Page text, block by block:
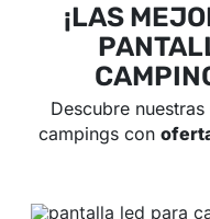
¡LAS
Descubre nuestras
campings con